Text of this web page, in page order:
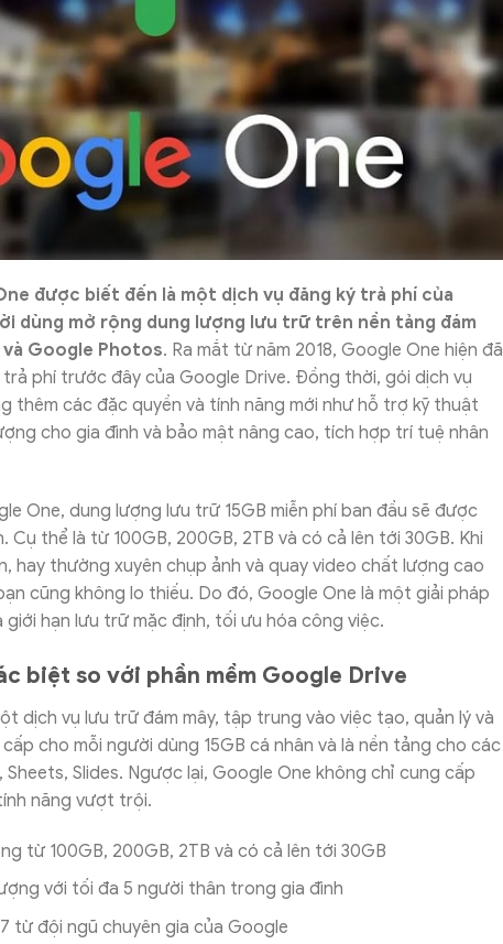
được biết đến là một dịch vụ đăng ký trả phí của
dùng mở rộng dung lượng lưu trữ trên nền tảng đám
và Google Photos. Ra mắt từ năm 2018, Google One hiện đã
phí trước đây của Google Drive. Đồng thời, gói dịch vụ
thêm các đặc quyền và tính năng mới như hỗ trợ kỹ thuật
cho gia đình và bảo mật nâng cao, tích hợp trí tuệ nhân
One, dung lượng lưu trữ 15GB miễn phí ban đầu sẽ được
Cụ thể là từ 100GB, 200GB, 2TB và có cả lên tới 30GB. Khi
hay thường xuyên chụp ảnh và quay video chất lượng cao
cũng không lo thiếu. Do đó, Google One là một giải pháp
hạn lưu trữ mặc định, tối ưu hóa công việc.
biệt so với phần mềm Google Drive
dịch vụ lưu trữ đám mây, tập trung vào việc tạo, quản lý và
cho mỗi người dùng 15GB cá nhân và là nền tảng cho các
Slides. Ngược lại, Google One không chỉ cung cấp
năng vượt trội.
từ 100GB, 200GB, 2TB và có cả lên tới 30GB
với tối đa 5 người thân trong gia đình
từ đội ngũ chuyên gia của Google